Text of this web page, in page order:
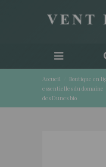
Accueil Boutique en
essentielles du domaine
des Dunes bio